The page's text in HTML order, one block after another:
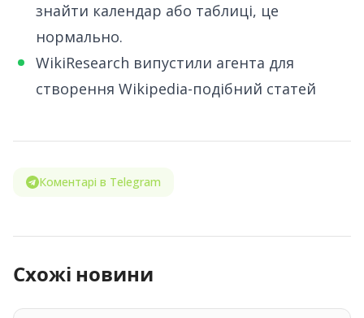
знайти календар або таблиці, це
нормально.
WikiResearch випустили агента для
створення Wikipedia-подібний статей
Коментарі в Telegram
Схожі новини